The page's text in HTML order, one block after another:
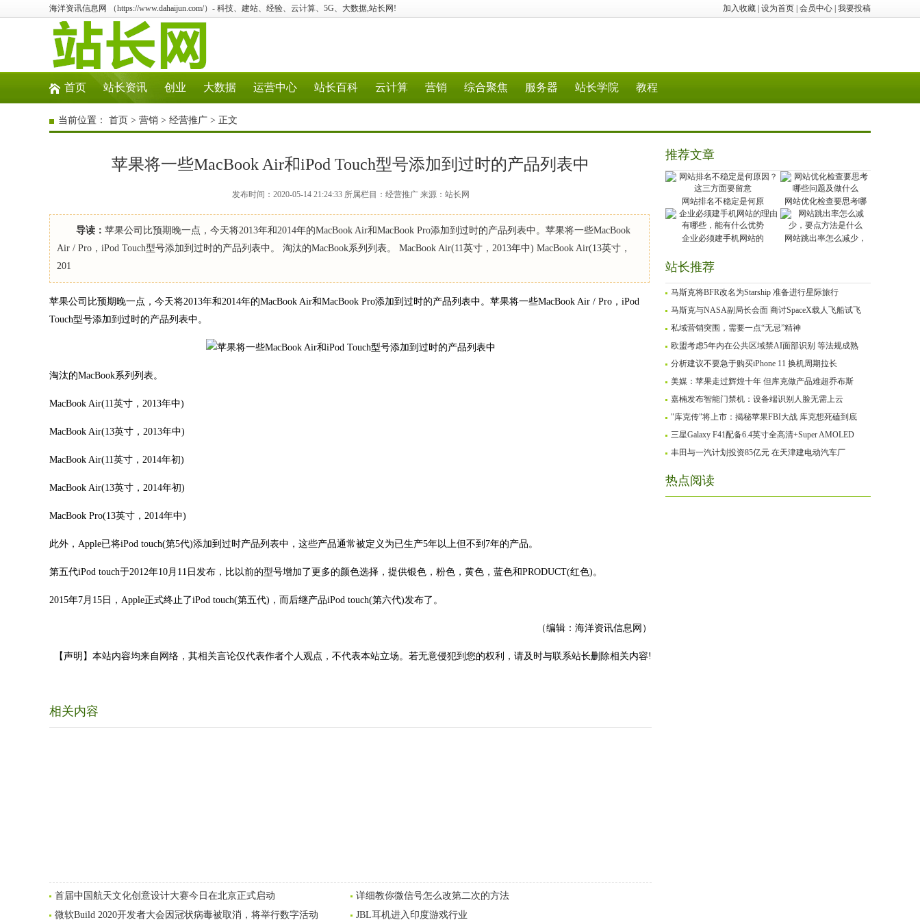
加入收藏 设为首页 会员中心 我要投稿
海洋资讯信息网 （https://www.dahaijun.com/）- 科技、建站、经验、云计算、5G、大数据,站长网!
首页 站长资讯 创业 大数据 运营中心 站长百科 云计算 营销 综合聚焦 服务器 站长学院 教程
当前位置： 首页 > 营销 > 经营推广 > 正文
苹果将一些MacBook Air和iPod Touch型号添加到过时的产品列表中
发布时间：2020-05-14 21:24:33 所属栏目：经营推广 来源：站长网
导读： 苹果公司比预期晚一点，今天将2013年和2014年的MacBook Air和MacBook Pro添加到过时的产品列表中。苹果将一些MacBook
Air / Pro，iPod Touch型号添加到过时的产品列表中。 淘汰的MacBook系列列表。 MacBook Air(11英寸，2013年中) MacBook Air(13英寸，
201
苹果公司比预期晚一点，今天将2013年和2014年的MacBook Air和MacBook Pro添加到过时的产品列表中。苹果将一些MacBook Air / Pro，iPod
Touch型号添加到过时的产品列表中。
淘汰的MacBook系列列表。
MacBook Air(11英寸，2013年中)
MacBook Air(13英寸，2013年中)
MacBook Air(11英寸，2014年初)
MacBook Air(13英寸，2014年初)
MacBook Pro(13英寸，2014年中)
此外，Apple已将iPod touch(第5代)添加到过时产品列表中，这些产品通常被定义为已生产5年以上但不到7年的产品。
第五代iPod touch于2012年10月11日发布，比以前的型号增加了更多的颜色选择，提供银色，粉色，黄色，蓝色和PRODUCT(红色)。
2015年7月15日，Apple正式终止了iPod touch(第五代)，而后继产品iPod touch(第六代)发布了。
（编辑：海洋资讯信息网）
【声明】本站内容均来自网络，其相关言论仅代表作者个人观点，不代表本站立场。若无意侵犯到您的权利，请及时与联系站长删除相关内容!
相关内容
首届中国航天文化创意设计大赛今日在北京正式启动
详细教你微信号怎么改第二次的方法
微软Build 2020开发者大会因冠状病毒被取消，将举行数字活动
JBL耳机进入印度游戏行业
推荐文章
网站排名不稳定是何原 网站优化检查要思考哪
企业必须建手机网站的 网站跳出率怎么减少，
站长推荐
马斯克将BFR改名为Starship 准备进行星际旅行
马斯克与NASA副局长会面 商讨SpaceX载人飞船试飞
私域营销突围，需要一点“无忌”精神
欧盟考虑5年内在公共区域禁AI面部识别 等法规成熟
分析建议不要急于购买iPhone 11 换机周期拉长
美媒：苹果走过辉煌十年 但库克做产品难超乔布斯
嘉楠发布智能门禁机：设备端识别人脸无需上云
"库克传"将上市：揭秘苹果FBI大战 库克想死磕到底
三星Galaxy F41配备6.4英寸全高清+Super AMOLED
丰田与一汽计划投资85亿元 在天津建电动汽车厂
热点阅读